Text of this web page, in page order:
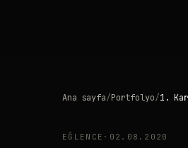
Ana sayfa/Portfolyo/1.
EĞLENCE · 02.08.2020